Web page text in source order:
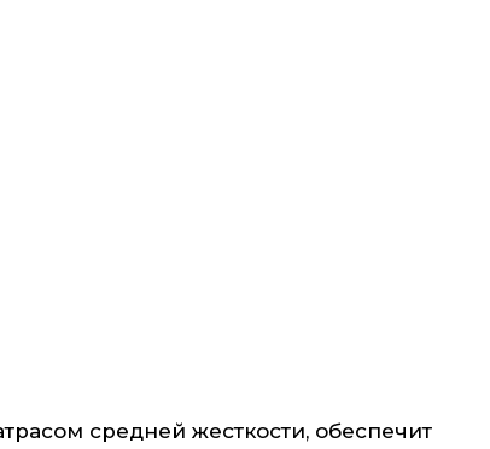
средней жесткости, обеспечит